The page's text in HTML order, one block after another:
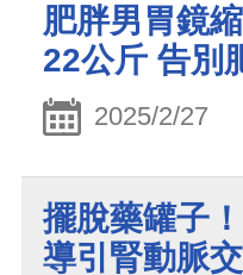
肥胖男胃鏡
22公斤 告別
2025/2/27
擺脫藥罐子
導引腎動脈